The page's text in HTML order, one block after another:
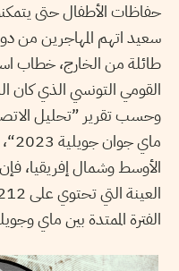
حفاظات الأطفال حتى
سعيد اتهم المهاجرين من
طائلة من الخارج، خطاب
القومي التونسي الذي كان
وحسب تقرير ”تحليل
الأوسط وشمال إفريقيا،
الفترة الممتدة بين ماي